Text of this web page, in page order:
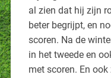
al zien dat hij zijn
beter begrijpt, en
scoren. Na de
in het tweede en
met scoren. En